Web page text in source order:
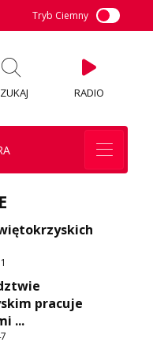
Tryb Ciemny
RADIO
pracuje
...